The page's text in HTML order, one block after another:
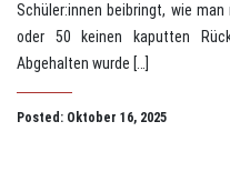
Schüler:innen beibringt, wie
oder 50 keinen kaputten
Abgehalten wurde […]
Posted: Oktober 16, 2025